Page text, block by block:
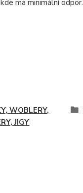
má minimální odpor.
WOBLERY,
JIGY